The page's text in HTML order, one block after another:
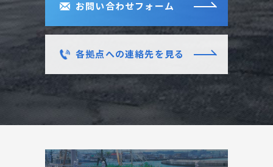
お問い合わせフォーム
各拠点への連絡先を見る